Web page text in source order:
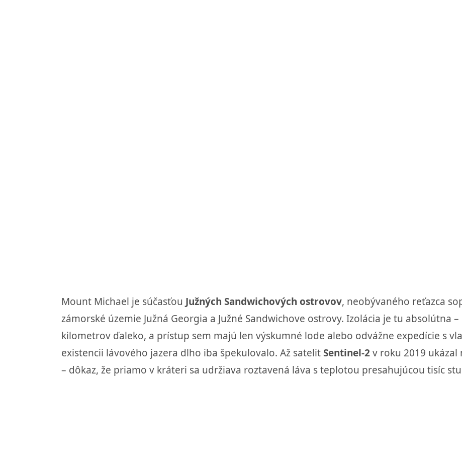
Mount Michael je súčasťou Južných Sandwichových ostrovov, neobývaného reťazca
zámorské územie Južná Georgia a Južné Sandwichove ostrovy. Izolácia je tu absolútna
kilometrov ďaleko, a prístup sem majú len výskumné lode alebo odvážne expedície s
existencii lávového jazera dlho iba špekulovalo. Až satelit Sentinel-2v roku 2019
– dôkaz, že priamo v kráteri sa udržiava roztavená láva s teplotou presahujúcou tisíc